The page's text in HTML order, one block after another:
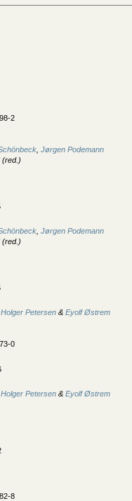
2
Jørgen Podemann
(red.)
Jørgen Podemann
(red.)
Petersen & Eyolf Østrem
0
Petersen & Eyolf Østrem
8